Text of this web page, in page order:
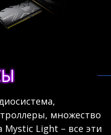
множество
Mystic Light – все эти